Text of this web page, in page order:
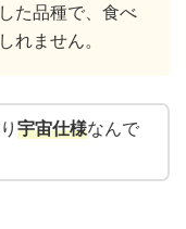
た品種で、食べ
れません。
宇宙仕様なんで